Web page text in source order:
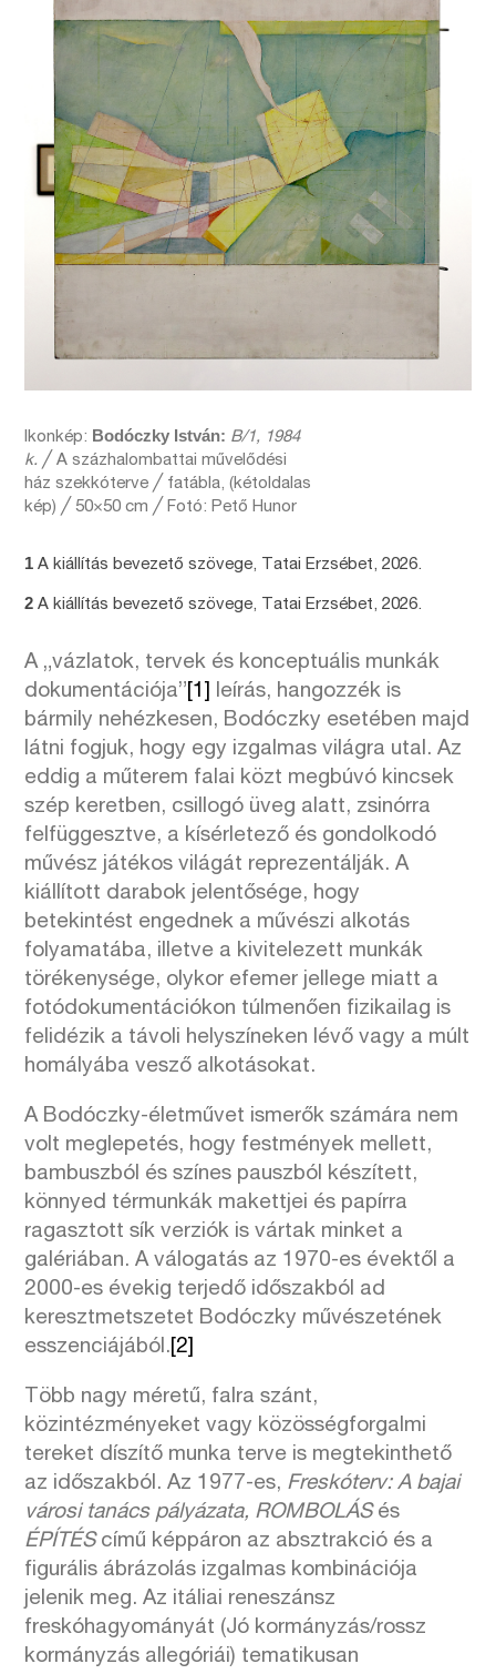
Ikonkép: Bodóczky István: B/1, 1984
k. ╱ A százhalombattai művelődési
ház szekkóterve ╱ fatábla, (kétoldalas
kép) ╱ 50×50 cm ╱ Fotó: Pető Hunor
1 A kiállítás bevezető szövege, Tatai Erzsébet, 2026.
2 A kiállítás bevezető szövege, Tatai Erzsébet, 2026.
A „vázlatok, tervek és konceptuális munkák
dokumentációja” [1]
leírás, hangozzék is
bármily nehézkesen, Bodóczky esetében majd
látni fogjuk, hogy egy izgalmas világra utal. Az
eddig a műterem falai közt megbúvó kincsek
szép keretben, csillogó üveg alatt, zsinórra
felfüggesztve, a kísérletező és gondolkodó
művész játékos világát reprezentálják. A
kiállított darabok jelentősége, hogy
betekintést engednek a művészi alkotás
folyamatába, illetve a kivitelezett munkák
törékenysége, olykor efemer jellege miatt a
fotódokumentációkon túlmenően fizikailag is
felidézik a távoli helyszíneken lévő vagy a múlt
homályába vesző alkotásokat.
A Bodóczky-életművet ismerők számára nem
volt meglepetés, hogy festmények mellett,
bambuszból és színes pauszból készített,
könnyed térmunkák makettjei és papírra
ragasztott sík verziók is vártak minket a
galériában. A válogatás az 1970-es évektől a
2000-es évekig terjedő időszakból ad
keresztmetszetet Bodóczky művészetének
esszenciájából. [2]
Több nagy méretű, falra szánt,
közintézményeket vagy közösségforgalmi
tereket díszítő munka terve is megtekinthető
az időszakból. Az 1977-es, Freskóterv: A bajai
városi tanács pályázata, ROMBOLÁS és
ÉPÍTÉS című képpáron az absztrakció és a
figurális ábrázolás izgalmas kombinációja
jelenik meg. Az itáliai reneszánsz
freskóhagyományát (Jó kormányzás/rossz
kormányzás allegóriái) tematikusan